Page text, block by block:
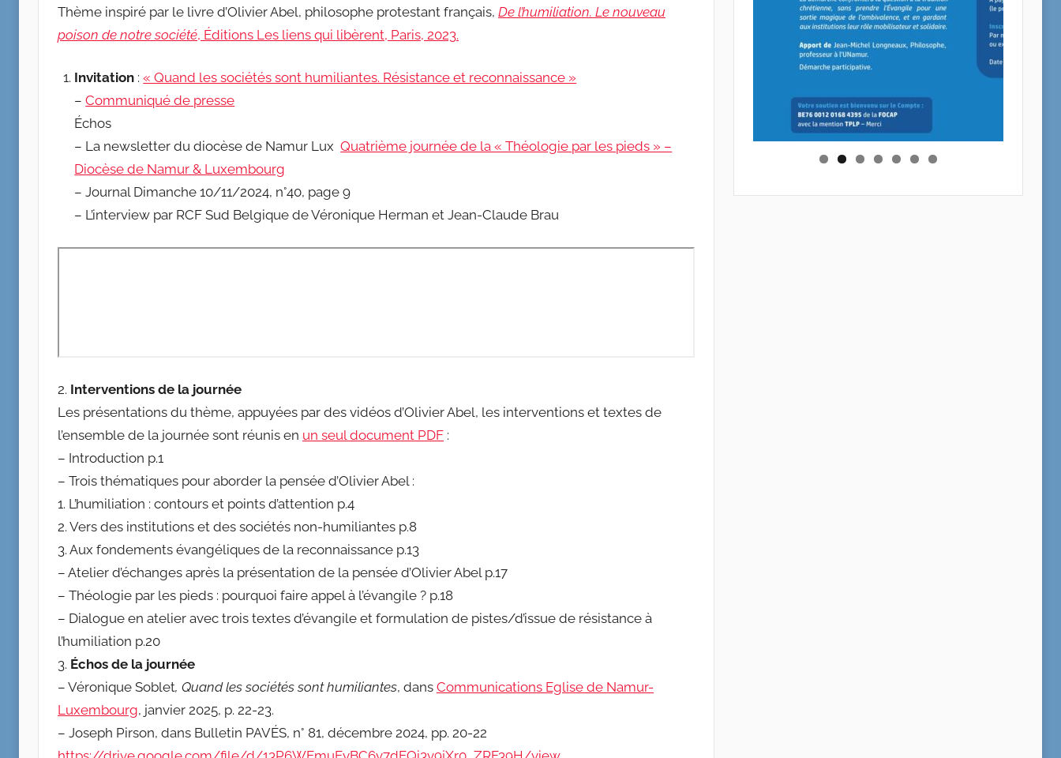
Thème inspiré par le livre d’Olivier Abel, philosophe protestant français, De l’humiliation. Le nouveau
poison de notre société, Éditions Les liens qui libèrent, Paris, 2023.
Invitation :« Quand les sociétés sont humiliantes. Résistance et reconnaissance »
–Communiqué de presse
Échos
– La newsletter du diocèse de Namur LuxQuatrième journée de la « Théologie par les pieds » –
Diocèse de Namur & Luxembourg
– Journal Dimanche 10/11/2024, n°40, page 9
– L’interview par RCF Sud Belgique de Véronique Herman et Jean-Claude Brau
2. Interventions de la journée
Les présentations du thème, appuyées par des vidéos d’Olivier Abel, les interventions et textes de
l’ensemble de la journée sont réunis en un seul document PDF :
– Introduction p.1
– Trois thématiques pour aborder la pensée d’Olivier Abel :
1. L’humiliation : contours et points d’attention p.4
2. Vers des institutions et des sociétés non-humiliantes p.8
3. Aux fondements évangéliques de la reconnaissance p.13
– Atelier d’échanges après la présentation de la pensée d’Olivier Abel p.17
– Théologie par les pieds : pourquoi faire appel à l’évangile ? p.18
– Dialogue en atelier avec trois textes d’évangile et formulation de pistes/d’issue de résistance à
l’humiliation p.20
3. Échos de la journée
– Véronique Soblet, Quand les sociétés sont humiliantes, dans Communications Eglise de Namur-
Luxembourg, janvier 2025, p. 22-23.
– Joseph Pirson, dans Bulletin PAVÉS, n° 81, décembre 2024, pp. 20-22